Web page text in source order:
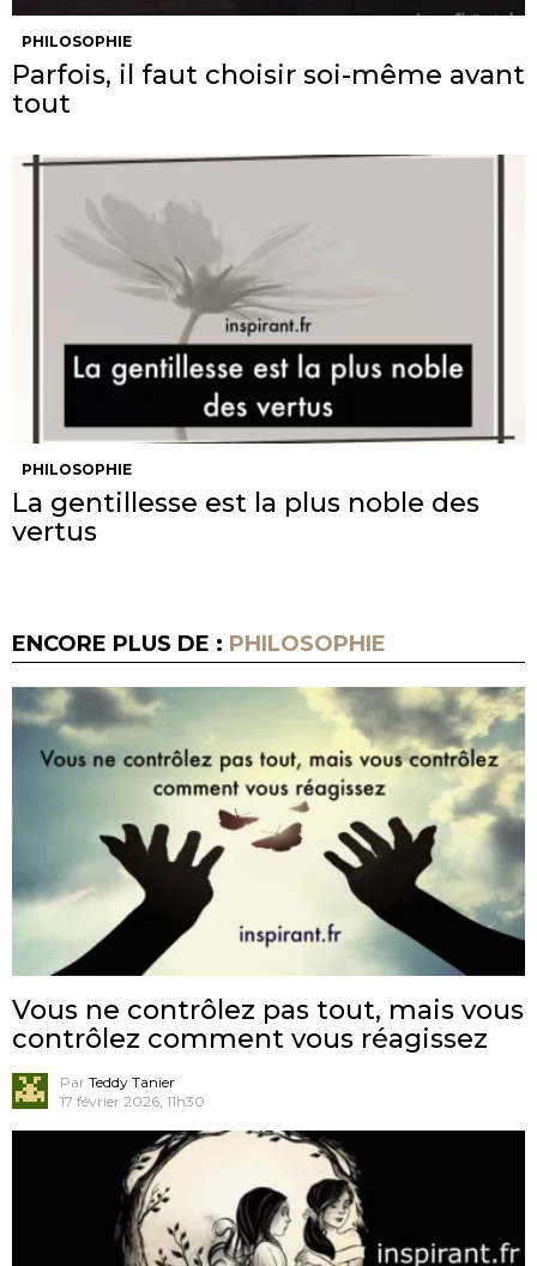
PHILOSOPHIE
Parfois, il faut choisir soi-même avant
tout
PHILOSOPHIE
La gentillesse est la plus noble des
vertus
ENCORE PLUS DE : PHILOSOPHIE
Vous ne contrôlez pas tout, mais vous
contrôlez comment vous réagissez
Par Teddy Tanier
17 février 2026, 11h30